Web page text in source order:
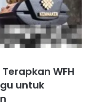
WFH
untuk